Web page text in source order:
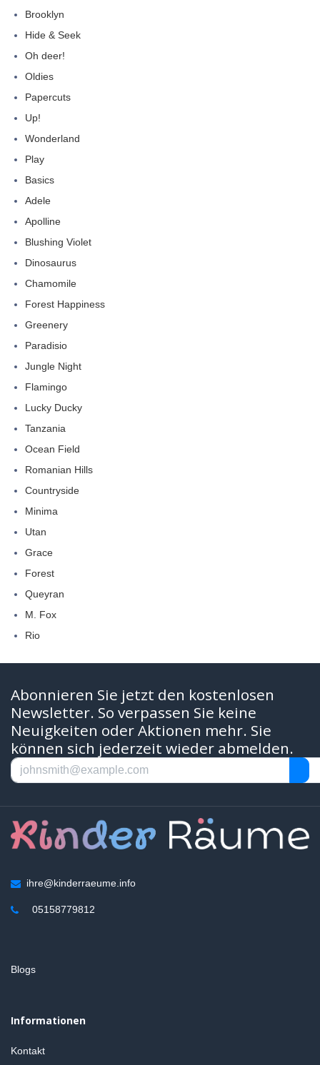
Brooklyn
Hide & Seek
Oh deer!
Oldies
Papercuts
Up!
Wonderland
Play
Basics
Adele
Apolline
Blushing Violet
Dinosaurus
Chamomile
Forest Happiness
Greenery
Paradisio
Jungle Night
Flamingo
Lucky Ducky
Tanzania
Ocean Field
Romanian Hills
Countryside
Minima
Utan
Grace
Forest
Queyran
M. Fox
Rio
Abonnieren Sie jetzt den kostenlosen
Newsletter. So verpassen Sie keine
Neuigkeiten oder Aktionen mehr. Sie
können sich jederzeit wieder abmelden.
ihre@kinderraeume.info
05158779812
Blogs
Informationen
Kontakt